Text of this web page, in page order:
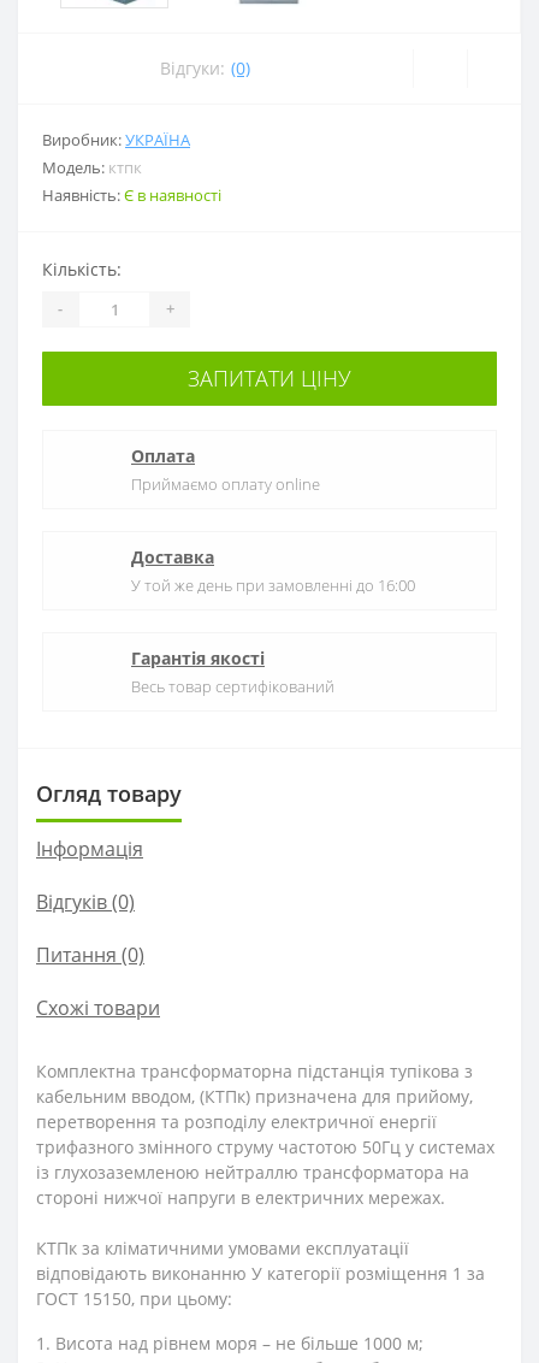
Відгуки: (0)
Виробник:УКРАЇНА
Модель: ктпк
Наявність:Є в наявності
Кількість:
- +
ЗАПИТАТИ ЦІНУ
Оплата
Приймаємо оплату online
Доставка
У той же день при замовленні до 16:00
Гарантія якості
Весь товар сертифікований
Огляд товару
Інформація
Відгуків (0)
Питання (0)
Схожі товари
Комплектна трансформаторна підстанція тупікова з
кабельним вводом, (КТПк) призначена для прийому,
перетворення та розподілу електричної енергії
трифазного змінного струму частотою 50Гц у системах
із глухозаземленою нейтраллю трансформатора на
стороні нижчої напруги в електричних мережах.
КТПк за кліматичними умовами експлуатації
відповідають виконанню У категорії розміщення 1 за
ГОСТ 15150, при цьому:
1. Висота над рівнем моря – не більше 1000 м;